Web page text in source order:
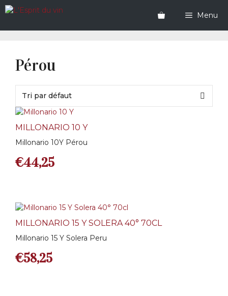
Aller
au
Menu
Pérou
MILLONARIO 10 Y
Millonario 10Y Pérou
€44,25
MILLONARIO 15 Y SOLERA 40° 70CL
Millonario 15 Y Solera Peru
€58,25